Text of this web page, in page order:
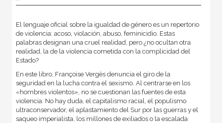
El lenguaje oficial sobre la igualdad de género es un repertorio
de violencia: acoso, violación, abuso, feminicidio. Estas
palabras designan una cruel realidad, pero ¿no ocultan otra
realidad, la de la violencia cometida con la complicidad del
Estado?
En este libro, Françoise Vergès denuncia el giro de la
seguridad en la lucha contra el sexismo. Al centrarse en los
«hombres violentos», no se cuestionan las fuentes de esta
violencia. No hay duda, el capitalismo racial, el populismo
ultraconservador, el aplastamiento del Sur por las guerras y el
saqueo imperialista, los millones de exiliados o la escalada